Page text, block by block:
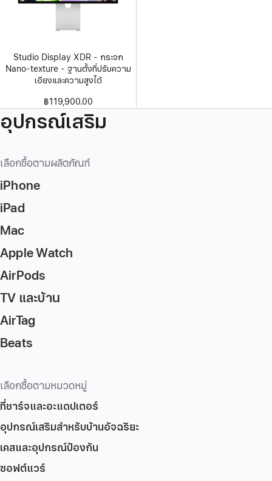
Studio Display XDR - กระจก
Nano-texture - ฐานตั้งที่ปรับความ
เอียงและความสูงได้
฿119,900.00
อุปกรณ์เสริม
เลือกซื้อตามผลิตภัณฑ์
iPhone
iPad
Mac
Apple Watch
AirPods
TV และบ้าน
AirTag
Beats
เลือกซื้อตามหมวดหมู่
ที่ชาร์จและอะแดปเตอร์
อุปกรณ์เสริมสำหรับบ้านอัจฉริยะ
เคสและอุปกรณ์ป้องกัน
ซอฟต์แวร์